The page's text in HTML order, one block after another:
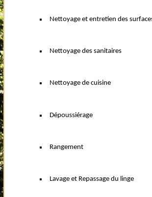
Nettoyage et entretien des
Nettoyage des sanitaires
Nettoyage de cuisine
Dépoussiérage
Rangement
Lavage et Repassage du linge